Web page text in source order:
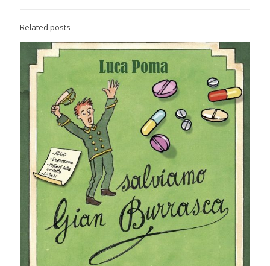
Related posts